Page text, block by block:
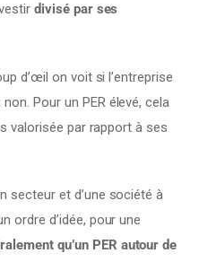
divisé par ses
d’œil on voit si l’entreprise
Pour un PER élevé, cela
valorisée par rapport à ses
secteur et d’une société à
ordre d’idée, pour une
qu’un PER autour de